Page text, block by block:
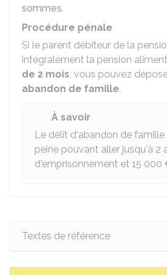
sommes.
Procédure pénale
Si le parent débiteur de la
intégralement la pension
de 2 mois, vous pouvez
abandon de famille.
À savoir
Le délit d'abandon de famille
peine pouvant aller jusqu'à 2
d'emprisonnement et 15 000
Textes de référence